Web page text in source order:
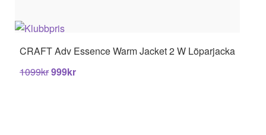
CRAFTAdv Essence Warm Jacket 2 W Löparjacka
1099kr999kr